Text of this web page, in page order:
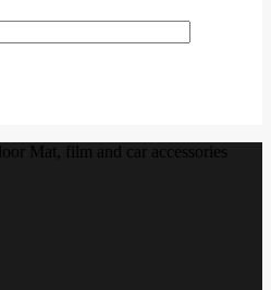
Mat, film and car accessories